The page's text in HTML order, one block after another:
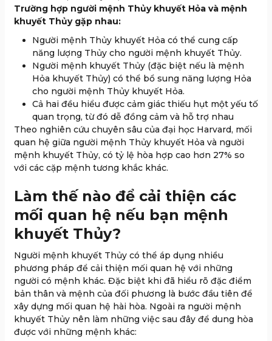
Trường hợp người mệnh Thủy khuyết Hỏa và mệnh
khuyết Thủy gặp nhau:
Người mệnh Thủy khuyết Hỏa có thể cung cấp
năng lượng Thủy cho người mệnh khuyết Thủy.
Người mệnh khuyết Thủy (đặc biệt nếu là mệnh
Hỏa khuyết Thủy) có thể bổ sung năng lượng Hỏa
cho người mệnh Thủy khuyết Hỏa.
Cả hai đều hiểu được cảm giác thiếu hụt một yếu tố
quan trọng, từ đó dễ đồng cảm và hỗ trợ nhau
Theo nghiên cứu chuyên sâu của đại học Harvard, mối
quan hệ giữa người mệnh Thủy khuyết Hỏa và người
mệnh khuyết Thủy, có tỷ lệ hòa hợp cao hơn 27% so
với các cặp mệnh tương khắc khác.
Làm thế nào để cải thiện các
mối quan hệ nếu bạn mệnh
khuyết Thủy?
Người mệnh khuyết Thủy có thể áp dụng nhiều
phương pháp để cải thiện mối quan hệ với những
người có mệnh khác. Đặc biệt khi đã hiểu rõ đặc điểm
bản thân và mệnh của đối phương là bước đầu tiên để
xây dựng mối quan hệ hài hòa. Ngoài ra người mệnh
khuyết Thủy nên làm những việc sau đây để dung hòa
được với những mệnh khác: